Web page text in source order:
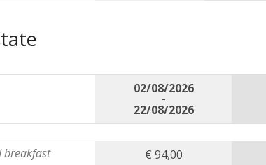
02/08/2026
-
22/08/2026
breakfast € 94,00